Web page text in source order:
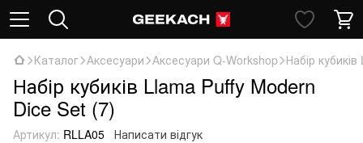
Каталог Аксесуари Аксесуари Q-Workshop Набір
Набір кубиків Llama Puffy Modern
Dice Set (7)
Артикул: RLLA05 Написати відгук